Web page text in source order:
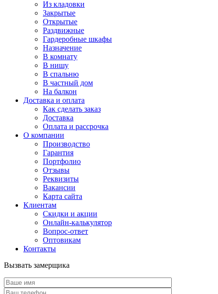
Из кладовки
Закрытые
Открытые
Раздвижные
Гардеробные шкафы
Назначение
В комнату
В нишу
В спальню
В частный дом
На балкон
Доставка и оплата
Как сделать заказ
Доставка
Оплата и рассрочка
О компании
Производство
Гарантия
Портфолио
Отзывы
Реквизиты
Вакансии
Карта сайта
Клиентам
Скидки и акции
Онлайн-калькулятор
Вопрос-ответ
Оптовикам
Контакты
Вызвать замерщика